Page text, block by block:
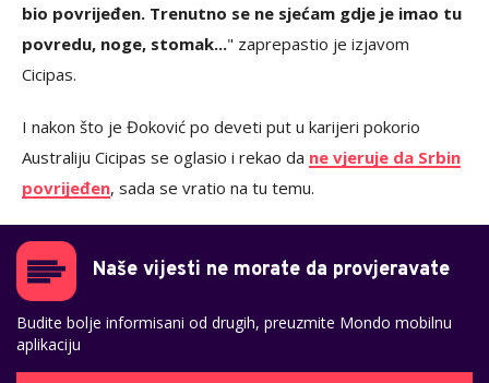
bio povrijeđen. Trenutno se ne sjećam gdje je imao tu
povredu, noge, stomak..." zaprepastio je izjavom
Cicipas.
I nakon što je Đoković po deveti put u karijeri pokorio
Australiju Cicipas se oglasio i rekao da ne vjeruje da Srbin
povrijeđen, sada se vratio na tu temu.
Naše vijesti ne morate da provjeravate
Budite bolje informisani od drugih, preuzmite Mondo mobilnu
aplikaciju